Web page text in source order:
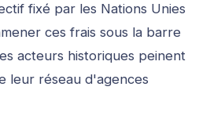
fixé par les Nations Unies
ces frais sous la barre
acteurs historiques peinent
leur réseau d'agences